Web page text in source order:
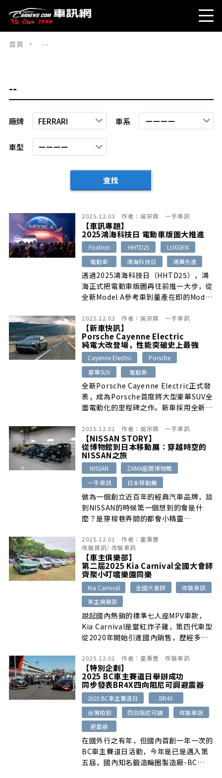
首頁 --
--
廠牌 車系
車型
查找
2025.12.03 作者： 吳宗霖 一手車訊
【車訊專題】
2025鴻海科技日 電動車版圖大推進
Foxtron HHTD25
LUXGEN
電動車
鴻海科技日 鴻華先進
透過2025鴻海科技日（HHTD25），鴻
海正式把電動車版圖再往前推一大步，從
全新Model A參考車到量產在即的Model
場的Model C、Model D，四款車各自扮
演不同戰略角色，也透露出未來台灣與海
外市場的產品佈局方向。
2025.12.03 作者： 吳宗霖 一手車訊
【新車快訊】
Porsche Cayenne Electric
純電大改登場，性能突破史上最強
Cayenne Electric
Porsche
豪華SUV
電動車
全新Porsche Cayenne Electric正式發
表，成為Porsche首度將大型豪華SUV全
面電動化的里程碑之作。新車採用全新
航力最高達642公里，Turbo車型更擁有
峰值850 kW（1,156 PS）的誇張輸出與
2.5秒完成0-100 km/h的加速能力，成
為保時捷史上最強量產車。
2025.12.01 作者： 吳宗霖 一手車訊
【NISSAN STORY】
從博物館到日本移動展：穿越時空的
NISSAN之旅
NISSAN
ZAMA座間博物館
一手車訊
日本移動展
做為一個創立近百年的經典汽車品牌，談
到NISSAN的時候第一個想到的會是什
麼？是穿梭巷弄間的都會小精靈
的東瀛戰神GT-R，還是不用充電的電動
車e-POWER技術？現在就跟著我們一起
來到所有故事開始的城市：日本橫濱，展
開一趟貫穿過去、現在與未來的NISSAN
時光之旅。
2025.12.01 作者： 童秉豐
改裝資訊/ 改裝車訊
【車主俱樂部】
第二屆2025 Kia Carnival全國大會師
齊聚小叮噹樂園同樂
Kia Carnival 全國大會師
改裝車訊
車主俱樂部
說起國內熱銷的標準七人座MPV車款，
Kia Carnival是當紅炸子雞，第四代車型
從2020年開始引進國內銷售，歷經多年
質感，目前在國內已擁有龐大的車主數
量，而為了讓大家能以車會友，國內
Carnival最大FB社團- KIA All new
Carnival (KA4) Club Taiwan，特別於
日前舉辦全國車聚活動。
2025.12.01 作者： 童秉豐 改裝車訊
【特別企劃】
2025 BC車主賽道日舉辦成功
同步發表BR4X四向阻尼可調避震器
2025 BC車主賽道日
BR4X
台灣柏釧
四向阻尼可調
改裝車訊
避震器
在國外行之有年，但國內首創一年一次的
BC車主賽道日活動，今年是已是邁入第
五屆，國內知名鍛造輪圈製造廠-BC